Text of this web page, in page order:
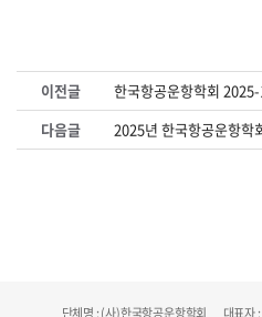
이전글
한국항공운항학회
다음글
2025년 한국항공운항학
단체명 : (사)한국항공운항학회 대표